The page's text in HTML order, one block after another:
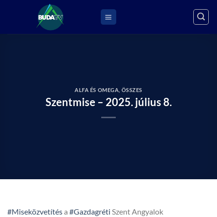
ALFA ÉS OMEGA ÖSSZES
Szentmise – 2025. július 8.
#Miseközvetítésa #Gazdagréti Szent Angyalok